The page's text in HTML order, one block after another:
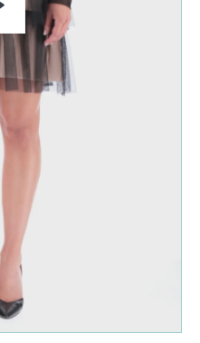
RIPRODUCI